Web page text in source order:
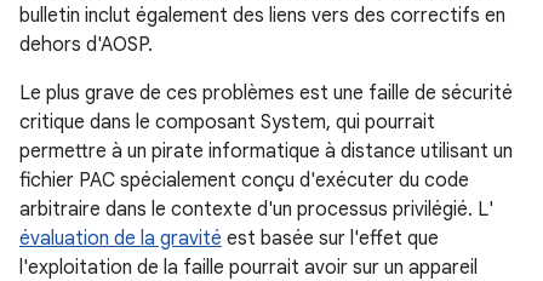
bulletin inclut également des liens vers des correctifs en
dehors d'AOSP.
Le plus grave de ces problèmes est une faille de sécurité
critique dans le composant System, qui pourrait
permettre à un pirate informatique à distance utilisant un
fichier PAC spécialement conçu d'exécuter du code
arbitraire dans le contexte d'un processus privilégié. L'
évaluation de la gravité est basée sur l'effet que
l'exploitation de la faille pourrait avoir sur un appareil